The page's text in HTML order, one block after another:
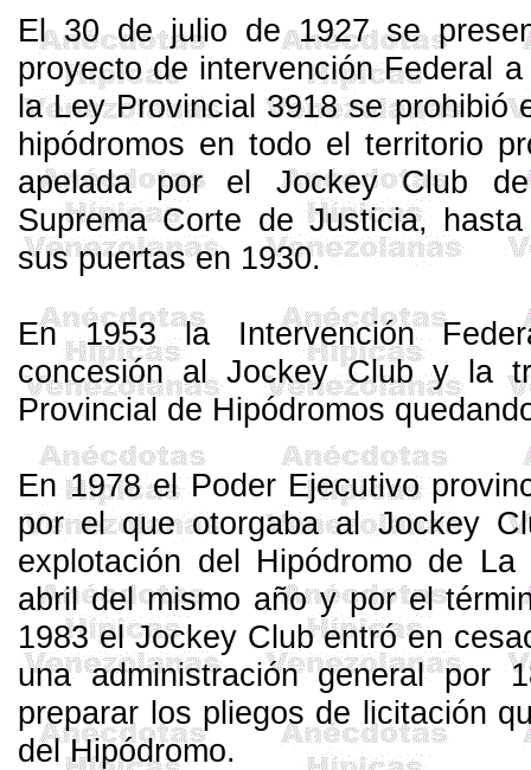
El 30 de julio de 1927 se
proyecto de intervención Federal
la Ley Provincial 3918 se prohibió
hipódromos en todo el territorio
apelada por el Jockey Club
Suprema Corte de Justicia,
sus puertas en 1930.
En 1953la Intervención
concesión al Jockey Club y la
Provincial de Hipódromos
En 1978 el Poder Ejecutivo
por el que otorgaba al Jockey
explotación del Hipódromo de La
abril del mismo año y por el
1983 el Jockey Club entró en
una administración general
preparar los pliegos de licitación
del Hipódromo.